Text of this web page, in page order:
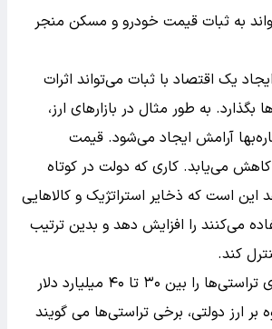
به ثبات قیمت خودرو و مسکن منجر
یک اقتصاد با ثبات می‌تواند اثرات
بگذارد. به طور مثال در بازارهای ارز،
آرامش ایجاد می‌شود. قیمت
می‌یابد. کاری که دولت در کوتاه
این است که ذخایر استراتژیک و کالاهایی
می‌کنند را افزایش دهد و بدین ترتیب
کند.
وی حجم دارایی‌های تراستی‌ها را بین ۳۰ تا ۴۰ میلیارد دلار
ارز دولتی، برخی تراستی‌ها می گویند